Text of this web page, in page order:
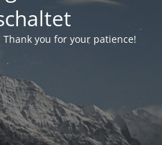
you for your patience!